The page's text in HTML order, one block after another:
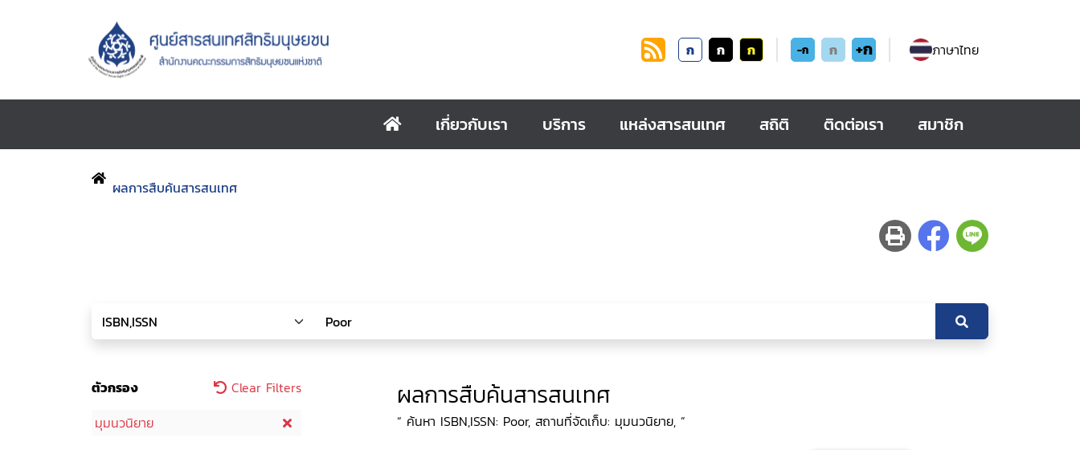
ก ก ก -ก ก +ก ภาษาไทย
เกี่ยวกับเรา บริการ แหล่งสารสนเทศ สถิติ ติดต่อเรา สมาชิก
ผลการสืบค้นสารสนเทศ
ตัวกรอง
Clear Filters
มุมนวนิยาย
ผลการสืบค้นสารสนเทศ
“ ค้นหา ISBN,ISSN: Poor, สถานที่จัดเก็บ: มุมนวนิยาย, ”